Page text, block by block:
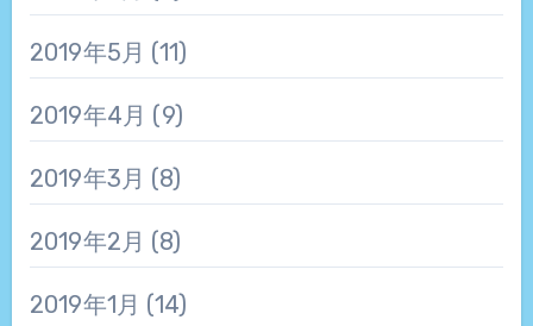
2019年5月 (11)
2019年4月 (9)
2019年3月 (8)
2019年2月 (8)
2019年1月 (14)